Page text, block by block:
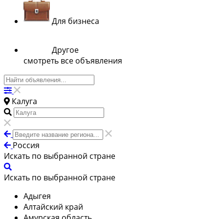
Для бизнеса
Другое
смотреть все объявления
Калуга
Россия
Искать по выбранной стране
Искать по выбранной стране
Адыгея
Алтайский край